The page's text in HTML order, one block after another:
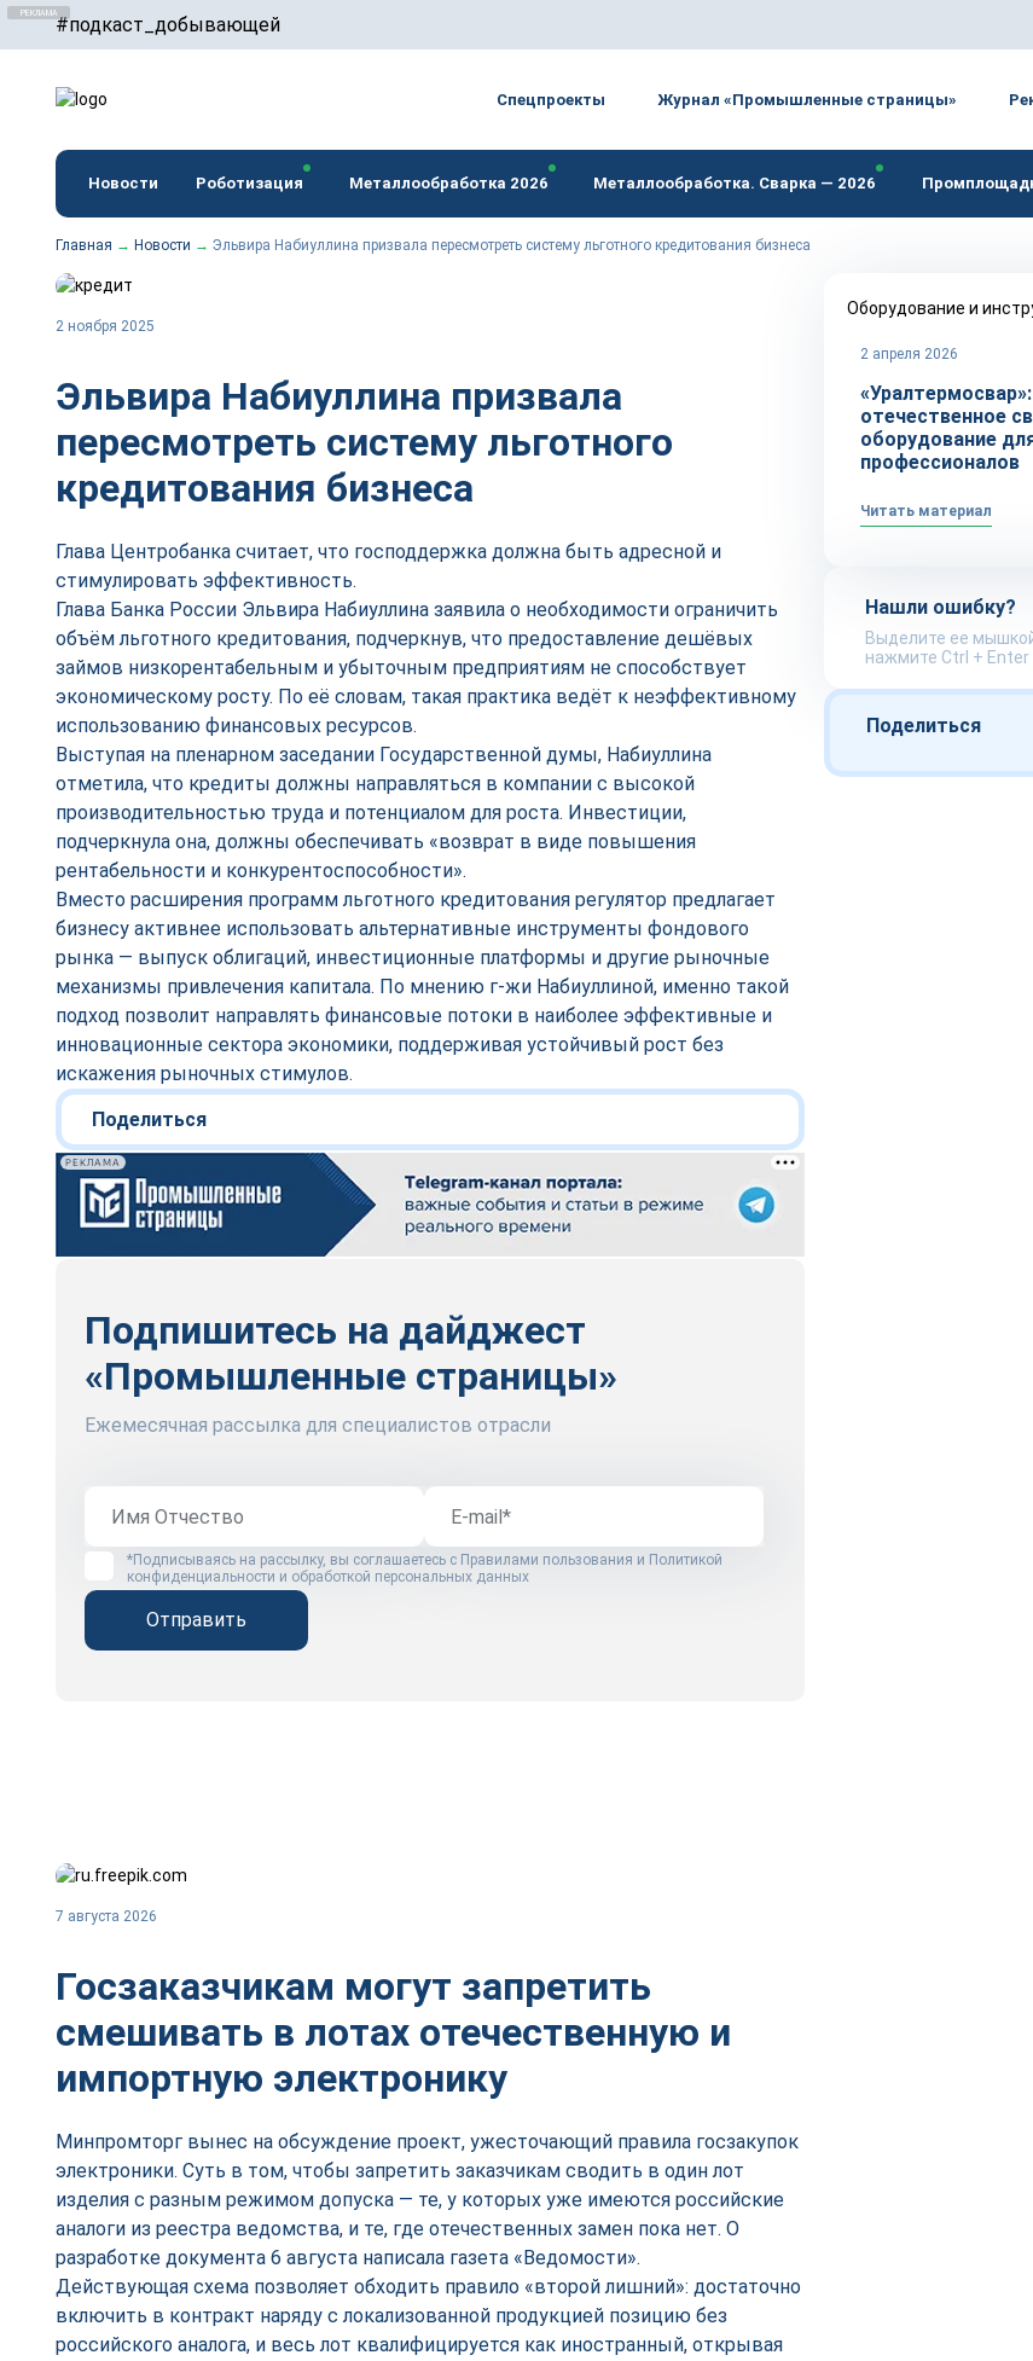
#подкаст_добывающей
erid: F7NfYUJCUneTVxVUwxTu
Спецпроекты Журнал «Промышленные страницы»
Новости Роботизация Металлообработка 2026 Металлообработка. Сварка — 2026
Главная → Новости → Эльвира Набиуллина призвала пересмотреть систему льготного кредитования бизнеса
2 ноября 2025
Эльвира Набиуллина призвала
пересмотреть систему льготного
кредитования бизнеса
Глава Центробанка считает, что господдержка должна быть адресной и
стимулировать эффективность.
Глава Банка России Эльвира Набиуллина заявила о необходимости ограничить
объём льготного кредитования, подчеркнув, что предоставление дешёвых
займов низкорентабельным и убыточным предприятиям не способствует
экономическому росту. По её словам, такая практика ведёт к неэффективному
использованию финансовых ресурсов.
Выступая на пленарном заседании Государственной думы, Набиуллина
отметила, что кредиты должны направляться в компании с высокой
производительностью труда и потенциалом для роста. Инвестиции,
подчеркнула она, должны обеспечивать «возврат в виде повышения
рентабельности и конкурентоспособности».
Вместо расширения программ льготного кредитования регулятор предлагает
бизнесу активнее использовать альтернативные инструменты фондового
рынка — выпуск облигаций, инвестиционные платформы и другие рыночные
механизмы привлечения капитала. По мнению г-жи Набиуллиной, именно такой
подход позволит направлять финансовые потоки в наиболее эффективные и
инновационные сектора экономики, поддерживая устойчивый рост без
искажения рыночных стимулов.
Поделиться
РЕКЛАМА
Подпишитесь на дайджест
«Промышленные страницы»
Ежемесячная рассылка для специалистов отрасли
*Подписываясь на рассылку, вы соглашаетесь с Правилами пользования и Политикой
конфиденциальности и обработкой персональных данных
Отправить
Оборудование и
2 апреля 2026
«Уралтермосвар»:
отечественное
оборудование
профессионалов
Читать материал
Нашли ошибку?
Выделите ее
нажмите Ctrl + Enter
Поделиться
7 августа 2026
Госзаказчикам могут запретить
смешивать в лотах отечественную и
импортную электронику
Минпромторг вынес на обсуждение проект, ужесточающий правила госзакупок
электроники. Суть в том, чтобы запретить заказчикам сводить в один лот
изделия с разным режимом допуска — те, у которых уже имеются российские
аналоги из реестра ведомства, и те, где отечественных замен пока нет. О
разработке документа 6 августа написала газета «Ведомости».
Действующая схема позволяет обходить правило «второй лишний»: достаточно
включить в контракт наряду с локализованной продукцией позицию без
российского аналога, и весь лот квалифицируется как иностранный, открывая